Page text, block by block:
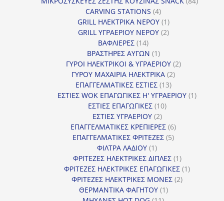
CARVING STATIONS 44
προϊόντα
GRILL ΗΛΕΚΤΡΙΚΑ ΝΕΡΟΥ 11
προϊόν
GRILL ΥΓΡΑΕΡΙΟΥ ΝΕΡΟΥ 22
ΒΑΦΛΙΕΡΕΣ 1414
προϊόντα
ΒΡΑΣΤΗΡΕΣ ΑΥΓΩΝ 11
προϊόν
ΓΥΡΟΙ ΗΛΕΚΤΡΙΚΟΙ & ΥΓΡΑΕΡΙΟΥ 22
ΓΥΡΟΥ ΜΑΧΑΙΡΙΑ ΗΛΕΚΤΡΙΚΑ 22
ΕΠΑΓΓΕΛΜΑΤΙΚΕΣ ΕΣΤΙΕΣ 1313
προϊόντα
ΕΣΤΙΕΣ WOK ΕΠΑΓΩΓΙΚΕΣ Η' ΥΓΡΑΕΡΙΟΥ 11
ΕΣΤΙΕΣ ΕΠΑΓΩΓΙΚΕΣ 1010
ΕΣΤΙΕΣ ΥΓΡΑΕΡΙΟΥ 22
προϊόντα
ΕΠΑΓΓΕΛΜΑΤΙΚΕΣ ΚΡΕΠΙΕΡΕΣ 66
προϊόντα
ΕΠΑΓΓΕΛΜΑΤΙΚΕΣ ΦΡΙΤΕΖΕΣ 55
ΦΙΛΤΡΑ ΛΑΔΙΟΥ 11
προϊόν
ΦΡΙΤΕΖΕΣ ΗΛΕΚΤΡΙΚΕΣ ΔΙΠΛΕΣ 11
προϊόν
ΦΡΙΤΕΖΕΣ ΗΛΕΚΤΡΙΚΕΣ ΕΠΑΓΩΓΙΚΕΣ 11
ΦΡΙΤΕΖΕΣ ΗΛΕΚΤΡΙΚΕΣ ΜΟΝΕΣ 22
ΘΕΡΜΑΝΤΙΚΑ ΦΑΓΗΤΟΥ 11